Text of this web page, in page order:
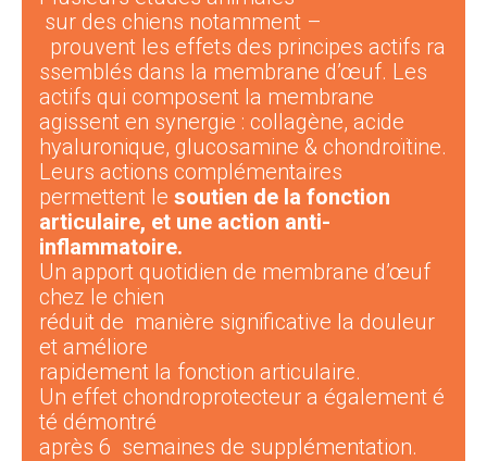
sur des chiens notamment –
prouvent les effets des principes actifs ra
ssemblés dans la membrane d’œuf. Les
actifs qui composent la membrane
agissent en synergie : collagène, acide
hyaluronique, glucosamine & chondroïtine.
Leurs actions complémentaires
permettent le soutien de la fonction
articulaire, et une action anti-
inflammatoire.
Un apport quotidien de membrane d’œuf
chez le chien
réduit de manière significative la douleur
et améliore
rapidement la fonction articulaire.
Un effet chondroprotecteur a également é
té démontré
après 6 semaines de supplémentation.